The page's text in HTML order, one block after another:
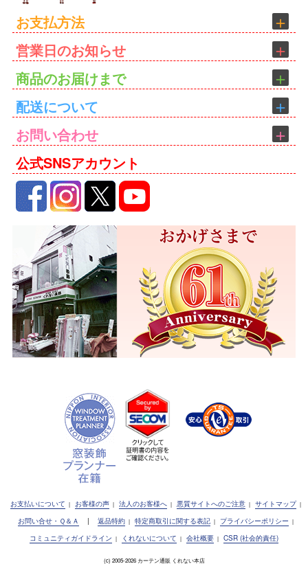
お支払方法
営業日のお知らせ
商品のお届けまで
配送について
お問い合わせ
公式SNSアカウント
お支払いについて | お客様の声 | 法人のお客様へ | 悪質サイトへのご注意 | サイトマップ |
お問い合せ・Ｑ＆Ａ | 返品特約 | 特定商取引に関する表記 | プライバシーポリシー |
コミュニティガイドライン | くれないについて | 会社概要 | CSR (社会的責任)
(c) 2005-2026 カーテン通販 くれない本店